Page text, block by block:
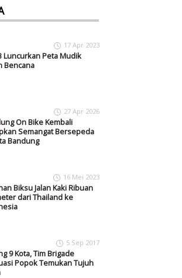
17 Apr 2023
Luncurkan Peta Mudik
Bencana
27 Apr 2026
On Bike Kembali
Semangat Bersepeda
Bandung
16 Mei 2023
Biksu Jalan Kaki Ribuan
dari Thailand ke
5 Sep 2017
9 Kota, Tim Brigade
Popok Temukan Tujuh